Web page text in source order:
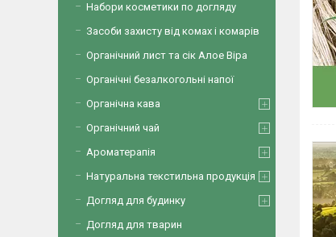
Набори косметики по догляду
Засоби захисту від комах і комарів
Органічний лист та сік Алое Віра
Органічні безалкогольні напої
Органічна кава
Органічний чай
Ароматерапія
Натуральна текстильна продукція
Догляд для будинку
Догляд для тварин